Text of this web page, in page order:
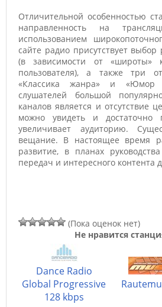
Отличительной особенностью
направленность на
использованием
сайте радио присутствует
(в зависимости от «широты»
пользователя), а также три
«Классика жанра» и «Юмор
слушателей большой
каналов является и отсутствие
можно увидеть и
увеличивает аудиторию.
вещание. В настоящее время
развитие, в планах
передач и интересного контента
(Пока оценок нет)
Не нравится
Dance Radio
Global Progressive
128 kbps